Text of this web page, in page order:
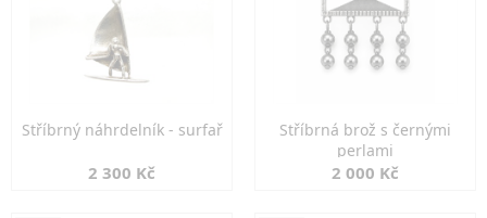
Stříbrný náhrdelník - surfař
2 300 Kč
Stříbrná brož s černými
perlami
2 000 Kč